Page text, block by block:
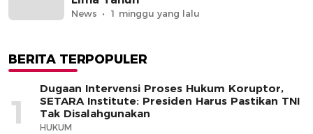
News 1 minggu yang lalu
BERITA TERPOPULER
1
Dugaan Intervensi Proses Hukum Koruptor,
SETARA Institute: Presiden Harus Pastikan TNI
Tak Disalahgunakan
HUKUM